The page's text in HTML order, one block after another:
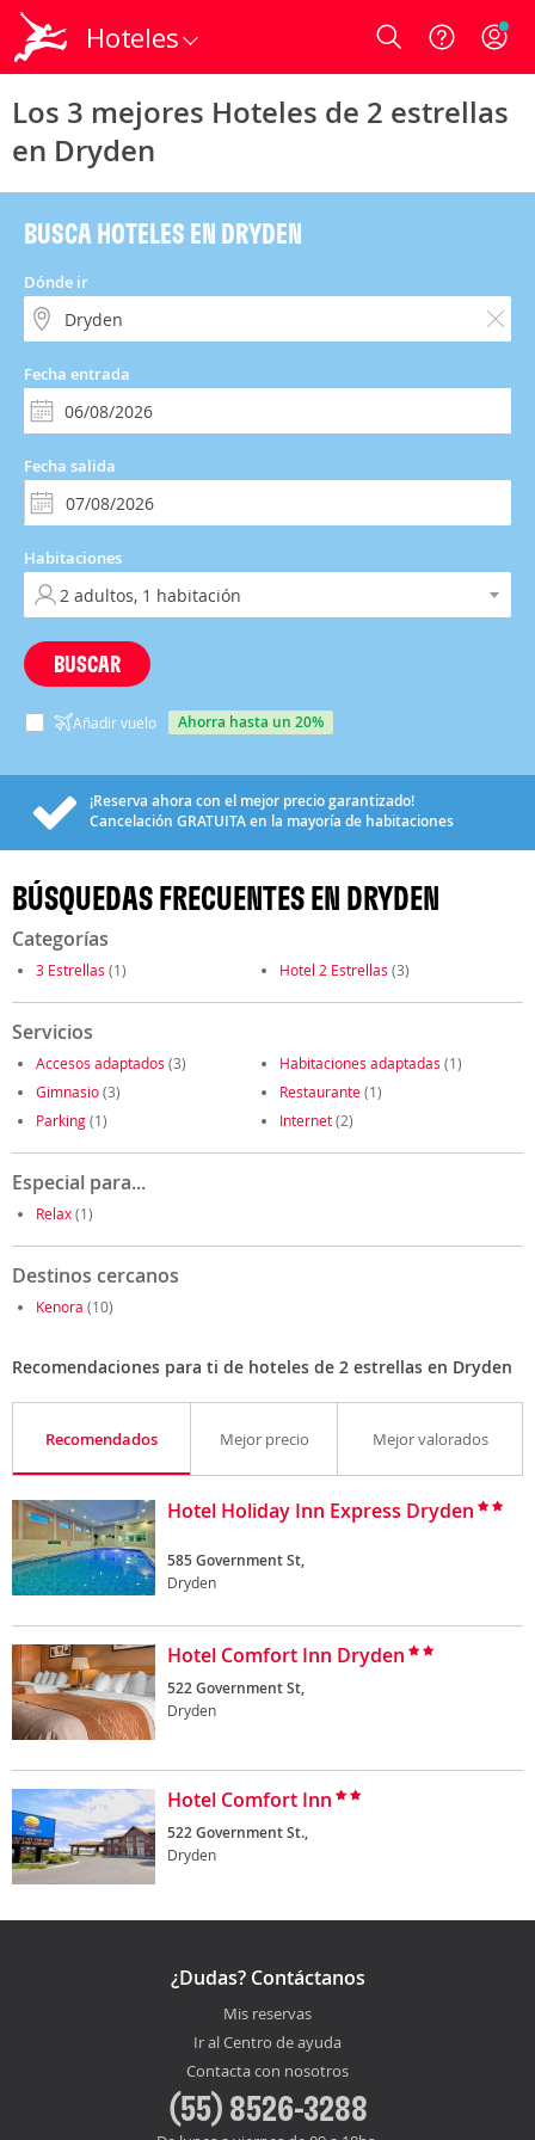
Hoteles Login
Los 3 mejores Hoteles de 2 estrellas
en Dryden
BUSCA HOTELES EN DRYDEN
Dónde ir
Fecha entrada
Fecha salida
Habitaciones
BUSCAR
Añadir vuelo ahorra hasta un 20%
¡Reserva ahora con el mejor precio garantizado!
Cancelación GRATUITAen la mayoría de habitaciones
BÚSQUEDAS FRECUENTES EN DRYDEN
Categorías
3 Estrellas (1) Hotel 2 Estrellas (3)
Servicios
Accesos adaptados (3) Habitaciones adaptadas (1)
Gimnasio(3) Restaurante(1)
Parking(1) Internet(2)
Especial para...
Relax(1)
Destinos cercanos
Kenora (10)
Recomendaciones para ti de hoteles de 2 estrellas en Dryden
Recomendados Mejor precio Mejor valorados
Hotel Holiday Inn Express Dryden
585 Government St,
Dryden
Hotel Comfort Inn Dryden
522 Government St,
Dryden
Hotel Comfort Inn
522 Government St.,
Dryden
¿Dudas? Contáctanos
Mis reservas
Ir al Centro de ayuda
Contacta con nosotros
(55) 8526-3288